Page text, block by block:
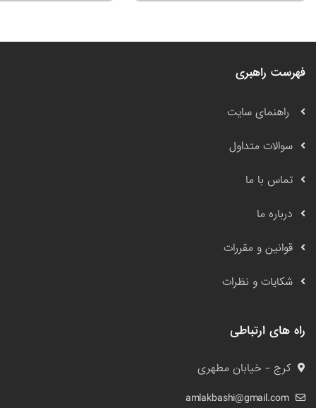
فهرست راهبری
راهنمای سایت
سوالات متداول
تماس با ما
درباره ما
قوانین و مقررات
شکایات و نظرات
راه های ارتباطی
کرج - خیابان مطهری
amlakbashi@gmail.com